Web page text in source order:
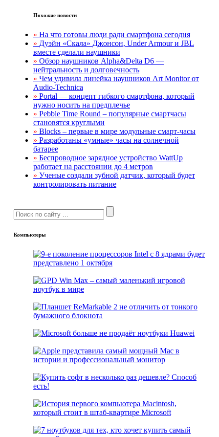
Похожие новости
» На что готовы люди ради смартфона сегодня
» Дуэйн «Скала» Джонсон, Under Armour и JBL
вместе сделали наушники
» Обзор наушников Alpha&Delta D6 —
нейтральность и долговечность
» Чем удивила линейка наушников Art Monitor от
Audio-Technica
» Portal — концепт гибкого смартфона, который
нужно носить на предплечье
» Pebble Time Round – популярные смартчасы
становятся круглыми
» Blocks – первые в мире модульные смарт-часы
» Разработаны «умные» часы на солнечной
батарее
» Беспроводное зарядное устройство WattUp
работает на расстоянии до 4 метров
» Ученые создали зубной датчик, который будет
контролировать питание
Компьютеры